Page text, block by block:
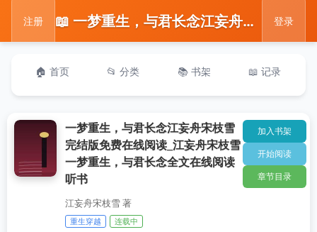
注册 📖 一梦重生，与君长念江妄舟宋枝雪完结版免费在线阅读_江妄舟宋枝雪一梦重生，与君长念全文在线阅读听书 登录
🏠 首页 📂 分类 📚 书架 📖 记录
一梦重生，与君长念江妄舟宋枝雪
完结版免费在线阅读_江妄舟宋枝雪
一梦重生，与君长念全文在线阅读
听书
江妄舟宋枝雪 著
重生穿越 连载中
加入书架
开始阅读
章节目录